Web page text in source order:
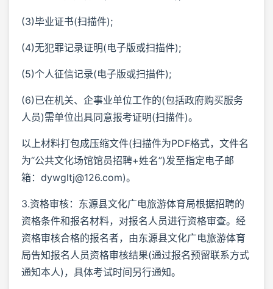
(3)毕业证书(扫描件);
(4)无犯罪记录证明(电子版或扫描件);
(5)个人征信记录(电子版或扫描件);
(6)已在机关、企事业单位工作的(包括政府购买服务
人员)需单位出具同意报考证明(扫描件)。
以上材料打包成压缩文件(扫描件为PDF格式，文件名
为“公共文化场馆馆员招聘+姓名”)发至指定电子邮
箱：dywgltj@126.com)。
3.资格审核：东源县文化广电旅游体育局根据招聘的
资格条件和报名材料，对报名人员进行资格审查。经
资格审核合格的报名者，由东源县文化广电旅游体育
局告知报名人员资格审核结果(通过报名预留联系方式
通知本人)，具体考试时间另行通知。